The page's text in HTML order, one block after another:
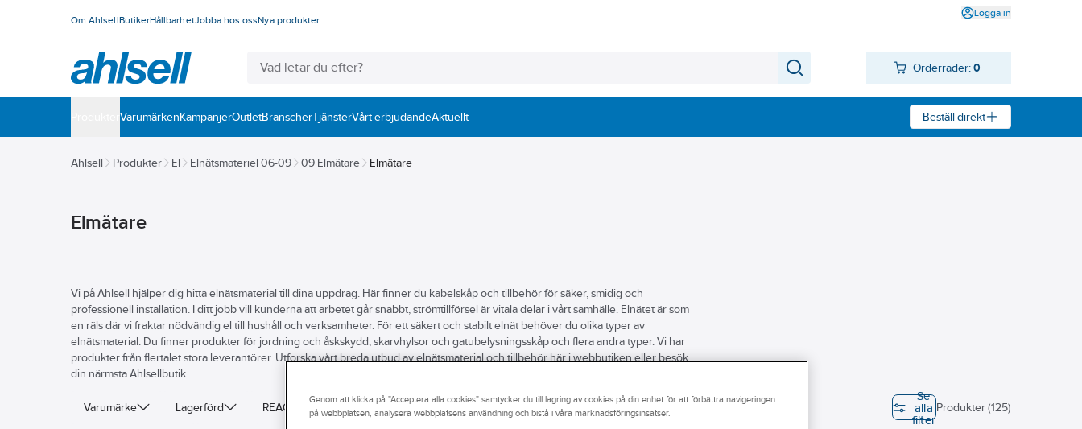
Om AhlsellButikerHållbarhetJobba hos ossNya produkter
Logga in
Orderrader: 0
VarumärkenKampanjerOutletBranscherTjänsterVårt erbjudandeAktuellt Beställ direkt
Ahlsell Produkter El Elnätsmateriel 06-09 09 Elmätare Elmätare
Elmätare
Vi på Ahlsell hjälper dig hitta elnätsmaterial till dina uppdrag. Här finner du kabelskåp och tillbehör för säker, smidig och
professionell installation. I ditt jobb vill kunderna att arbetet går snabbt, strömtillförsel är vitala delar i vårt samhälle. Elnätet är som
en räls där vi fraktar nödvändig el till hushåll och verksamheter. För ett säkert och stabilt elnät behöver du olika typer av
elnätsmaterial. Du finner produkter för jordning och åskskydd, skarvhylsor och gatubelysningsskåp och flera andra typer. Vi har
produkter från flertalet stora leverantörer. Utforska vårt breda utbud av elnätsmaterial och tillbehör här i webbutiken eller besök
din närmsta Ahlsellbutik.
Varumärke Lagerförd REACH – Fri från Kandidatämne Har miljövarudeklaration (EPD) Byggvarubedömningen
Se
alla
filter
Produkter (125)
Genom att klicka på "Acceptera alla cookies" samtycker du till lagring av cookies på din enhet för att förbättra navigeringen
på webbplatsen, analysera webbplatsens användning och bistå i våra marknadsföringsinsatser.